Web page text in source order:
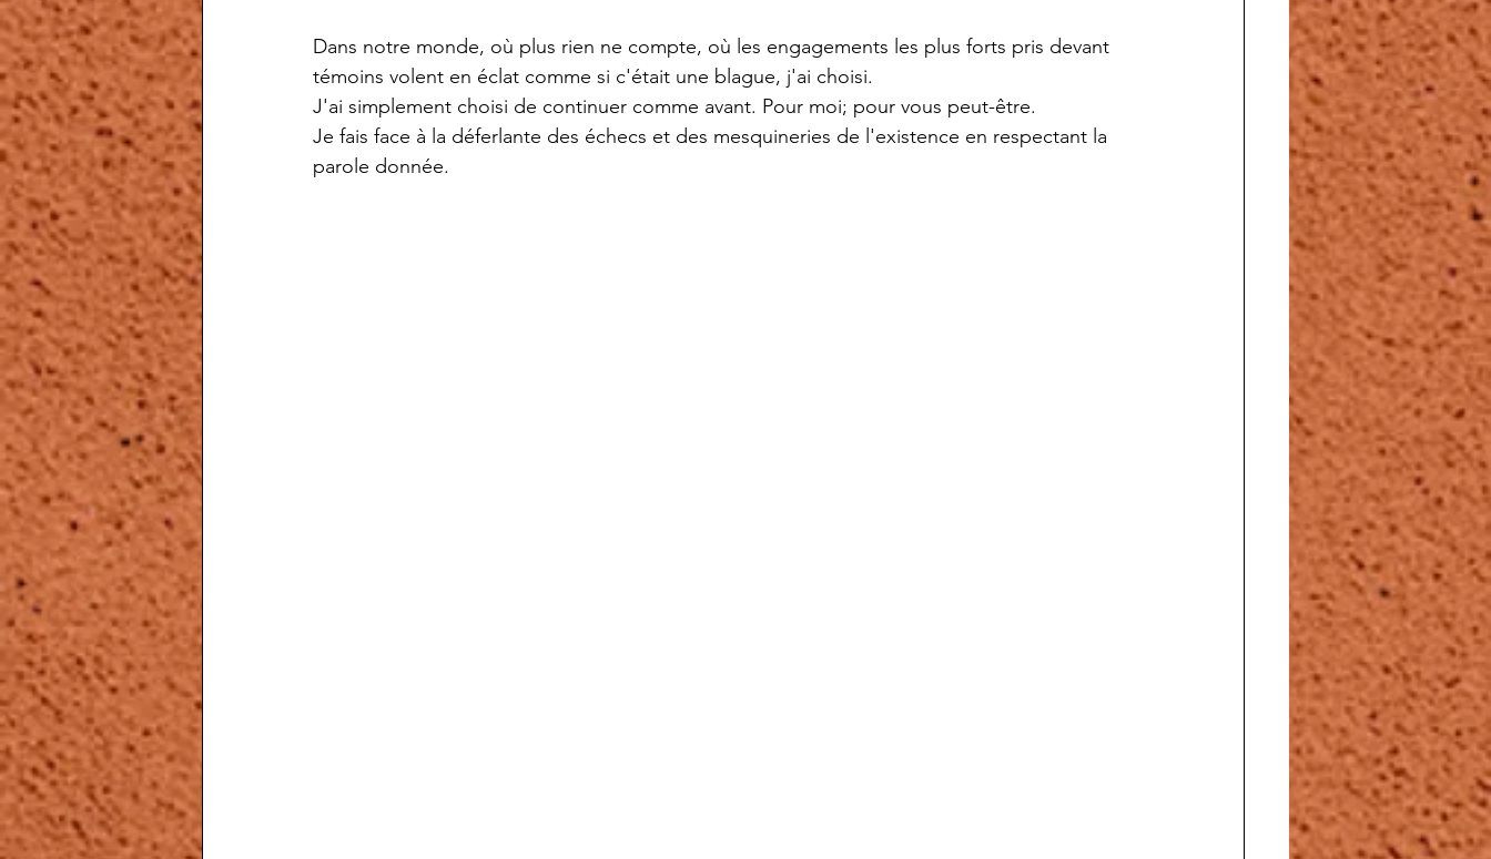
Dans notre monde, où plus rien ne compte, où les engagements les plus forts pris devant
témoins volent en éclat comme si c'était une blague, j'ai choisi.
J'ai simplement choisi de continuer comme avant. Pour moi; pour vous peut-être.
Je fais face à la déferlante des échecs et des mesquineries de l'existence en respectant la
parole donnée.